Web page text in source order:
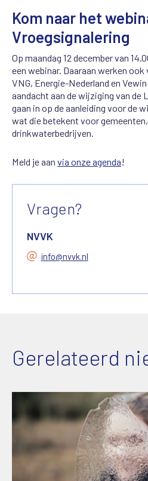
Kom naar het
Vroegsignalering
Op maandag 12 december van
een webinar. Daaraan werken
VNG, Energie-Nederland en Vewin
aandacht aan de wijziging van de
gaan in op de aanleiding voor de
wat die betekent voor
drinkwaterbedrijven.
Meld jeaan via onze agenda!
Vragen?
NVVK
info@nvvk.nl
Gerelateerd